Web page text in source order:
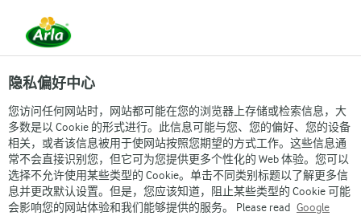
首页 为何选择宝贝与我
隐私偏好中心
您访问任何网站时，网站都可能在您的浏览器上存储或检索信息，大
多数是以 Cookie 的形式进行。此信息可能与您、您的偏好、您的设备
相关，或者该信息被用于使网站按照您期望的方式工作。这些信息通
常不会直接识别您，但它可为您提供更多个性化的 Web 体验。您可以
选择不允许使用某些类型的 Cookie。单击不同类别标题以了解更多信
息并更改默认设置。但是，您应该知道，阻止某些类型的 Cookie 可能
会影响您的网站体验和我们能够提供的服务。 Please read Google